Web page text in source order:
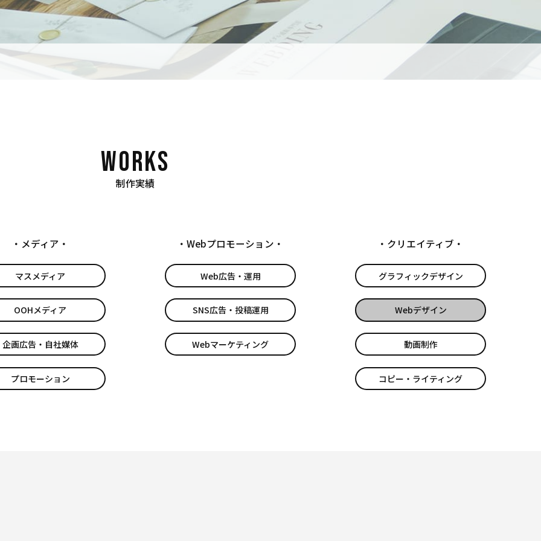
制作実績
メディア
マスメディア
OOHメディア
企画広告・自社媒体
プロモーション
Webプロモーション
Web広告・運用
SNS広告・投稿運用
Webマーケティング
クリエイティブ
グラフィックデザイン
Webデザイン
動画制作
コピー・ライティング